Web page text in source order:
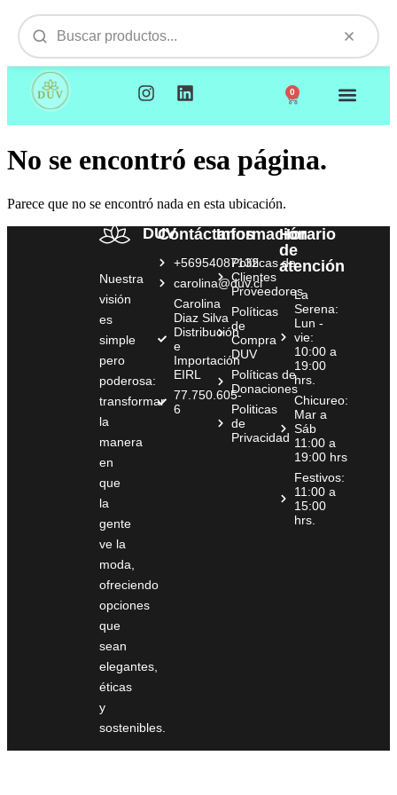
0
No se encontró esa página.
Parece que no se encontró nada en esta ubicación.
DUV
Nuestra
visión
es
simple
pero
poderosa:
transformar
la
manera
en
que
la
gente
ve la
moda,
ofreciendo
opciones
que
sean
elegantes,
éticas
y
sostenibles.
Contáctanos
+56954087132
carolina@duv.cl
Carolina
Diaz Silva
Distribución
e
Importación
EIRL
77.750.605-
6
Información
Políticas de
Clientes
Proveedores
Políticas
de
Compra
DUV
Políticas de
Donaciones
Politicas
de
Privacidad
Horario
de
atención
La
Serena:
Lun -
vie:
10:00 a
19:00
hrs.
Chicureo:
Mar a
Sáb
11:00 a
19:00 hrs
Festivos:
11:00 a
15:00
hrs.